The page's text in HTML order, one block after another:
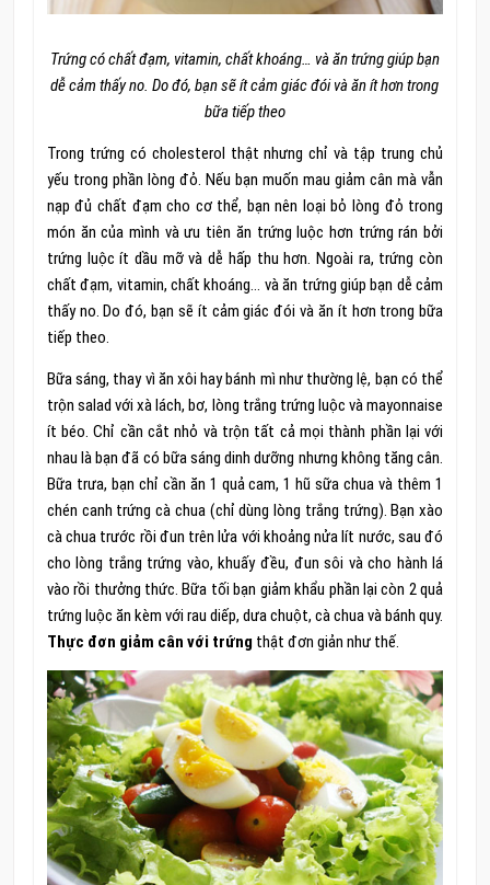
Trứng có chất đạm, vitamin, chất khoáng… và ăn trứng giúp bạn
dễ cảm thấy no. Do đó, bạn sẽ ít cảm giác đói và ăn ít hơn trong
bữa tiếp theo
Trong trứng có cholesterol thật nhưng chỉ và tập trung chủ
yếu trong phần lòng đỏ. Nếu bạn muốn mau giảm cân mà vẫn
nạp đủ chất đạm cho cơ thể, bạn nên loại bỏ lòng đỏ trong
món ăn của mình và ưu tiên ăn trứng luộc hơn trứng rán bởi
trứng luộc ít dầu mỡ và dễ hấp thu hơn. Ngoài ra, trứng còn
chất đạm, vitamin, chất khoáng… và ăn trứng giúp bạn dễ cảm
thấy no. Do đó, bạn sẽ ít cảm giác đói và ăn ít hơn trong bữa
tiếp theo.
Bữa sáng, thay vì ăn xôi hay bánh mì như thường lệ, bạn có thể
trộn salad với xà lách, bơ, lòng trắng trứng luộc và mayonnaise
ít béo. Chỉ cần cắt nhỏ và trộn tất cả mọi thành phần lại với
nhau là bạn đã có bữa sáng dinh dưỡng nhưng không tăng cân.
Bữa trưa, bạn chỉ cần ăn 1 quả cam, 1 hũ sữa chua và thêm 1
chén canh trứng cà chua (chỉ dùng lòng trắng trứng). Bạn xào
cà chua trước rồi đun trên lửa với khoảng nửa lít nước, sau đó
cho lòng trắng trứng vào, khuấy đều, đun sôi và cho hành lá
vào rồi thưởng thức. Bữa tối bạn giảm khẩu phần lại còn 2 quả
trứng luộc ăn kèm với rau diếp, dưa chuột, cà chua và bánh quy.
Thực đơn giảm cân với trứngthật đơn giản như thế.